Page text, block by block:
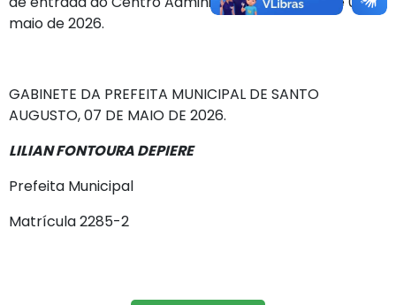
maio de 2026.
GABINETE DA PREFEITA MUNICIPAL DE SANTO
AUGUSTO, 07 DE MAIO DE 2026.
LILIAN FONTOURA DEPIERE
Prefeita Municipal
Matrícula 2285-2